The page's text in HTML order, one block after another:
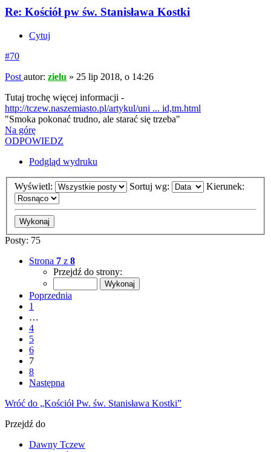
Re: Kościół pw św. Stanisława Kostki
Cytuj
#70
Post autor: zielu » 25 lip 2018, o 14:26
Tutaj trochę więcej informacji -
http://tczew.naszemiasto.pl/artykul/uni ... id,tm.html
"Smoka pokonać trudno, ale starać się trzeba"
Na górę
ODPOWIEDZ
Podgląd wydruku
Wyświetl: Sortuj wg: Kierunek:
Posty: 75
Strona 7 z 8
Przejdź do strony:
Poprzednia
1
…
4
5
6
7
8
Następna
Wróć do „Kościół Pw. św. Stanisława Kostki”
Przejdź do
Dawny Tczew